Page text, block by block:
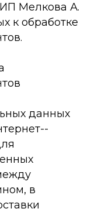
Мелкова А.
к обработке
данных
в